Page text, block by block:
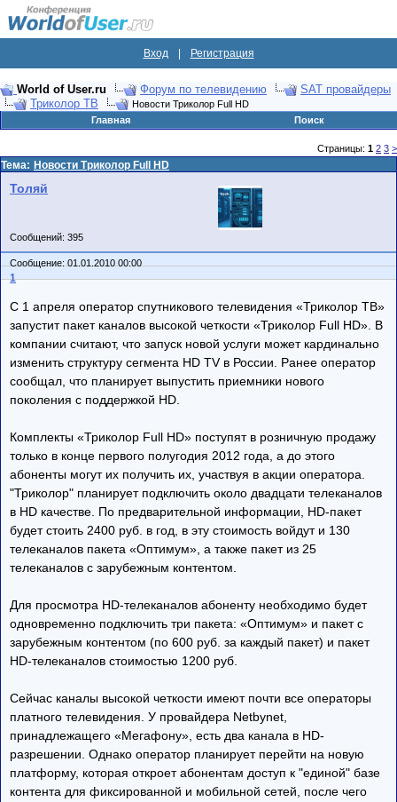
Вход Регистрация
World of User.ru Форум по телевидению
SAT провайдеры
Триколор ТВ
Новости Триколор Full HD
Главная
Поиск
Страницы: 1 2 3 >
Тема: Новости Триколор Full HD
Толяй
Сообщений: 395
Сообщение: 01.01.2010 00:00
1
C 1 апреля оператор спутникового телевидения «Триколор ТВ»
запустит пакет каналов высокой четкости «Триколор Full HD». В
компании считают, что запуск новой услуги может кардинально
изменить структуру сегмента HD TV в России. Ранее оператор
сообщал, что планирует выпустить приемники нового
поколения с поддержкой HD.
Комплекты «Триколор Full HD» поступят в розничную продажу
только в конце первого полугодия 2012 года, а до этого
абоненты могут их получить их, участвуя в акции оператора.
"Триколор" планирует подключить около двадцати телеканалов
в HD качестве. По предварительной информации, HD-пакет
будет стоить 2400 руб. в год, в эту стоимость войдут и 130
телеканалов пакета «Оптимум», а также пакет из 25
телеканалов с зарубежным контентом.
Для просмотра HD-телеканалов абоненту необходимо будет
одновременно подключить три пакета: «Оптимум» и пакет с
зарубежным контентом (по 600 руб. за каждый пакет) и пакет
HD-телеканалов стоимостью 1200 руб.
Сейчас каналы высокой четкости имеют почти все операторы
платного телевидения. У провайдера Netbynet,
принадлежащего «Мегафону», есть два канала в HD-
разрешении. Однако оператор планирует перейти на новую
платформу, которая откроет абонентам доступ к "единой" базе
контента для фиксированной и мобильной сетей, после чего